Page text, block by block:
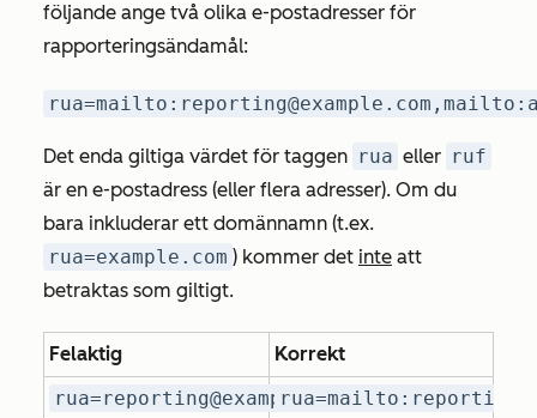
följande ange två olika e-postadresser för
rapporteringsändamål:
Det enda giltiga värdet för taggen rua eller ruf
är en e-postadress (eller flera adresser). Om du
bara inkluderar ett domännamn (t.ex.
rua=example.com ) kommer det inte att
betraktas som giltigt.
Felaktig
Korrekt
rua=reporting@example.com;